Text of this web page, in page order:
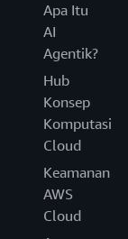
Apa Itu
AI
Agentik?
Hub
Konsep
Komputasi
Cloud
Keamanan
AWS
Cloud